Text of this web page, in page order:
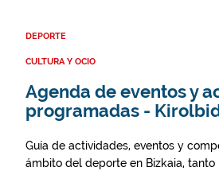
DEPORTE
CULTURA Y OCIO
Agenda de eventos y
programadas -
Guía de actividades, eventos y
ámbito del deporte en Bizkaia, tanto